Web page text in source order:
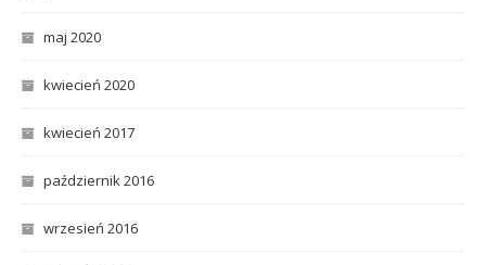
maj 2020
kwiecień 2020
kwiecień 2017
październik 2016
wrzesień 2016